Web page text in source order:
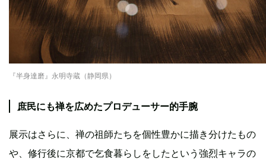
『半身達磨』永明寺蔵（静岡県）
庶民にも禅を広めたプロデューサー的手腕
展示はさらに、禅の祖師たちを個性豊かに描き分けたもの
や、修行後に京都で乞食暮らしをしたという強烈キャラの